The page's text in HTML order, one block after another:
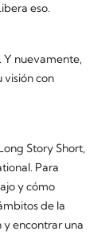
eso.
Y nuevamente,
visión con
Story Short,
Para
y cómo
de la
encontrar una